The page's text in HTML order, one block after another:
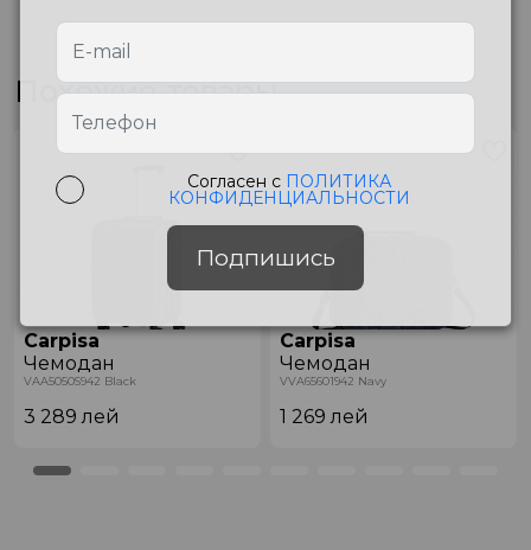
Похожие товары
Carpisa
Чемодан
VAA5050S942 Black
3 289лей
Carpisa
Чемодан
VVA65601942 Navy
1 269лей
Согласен с ПОЛИТИКА
КОНФИДЕНЦИАЛЬНОСТИ
Подпишись